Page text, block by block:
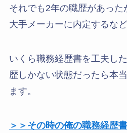
それでも2年の職歴があっ
大手メーカーに内定するな
いくら職務経歴書を工夫し
歴しかない状態だったら本
ます。
＞＞その時の俺の職務経歴書